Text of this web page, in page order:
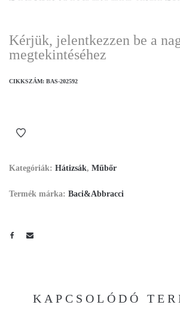
Kérjük, jelentkezzen be a
megtekintéséhez
CIKKSZÁM: BAS-202592
Kategóriák: Hátizsák, Műbőr
Termék márka: Baci&Abbracci
KAPCSOLÓDÓ